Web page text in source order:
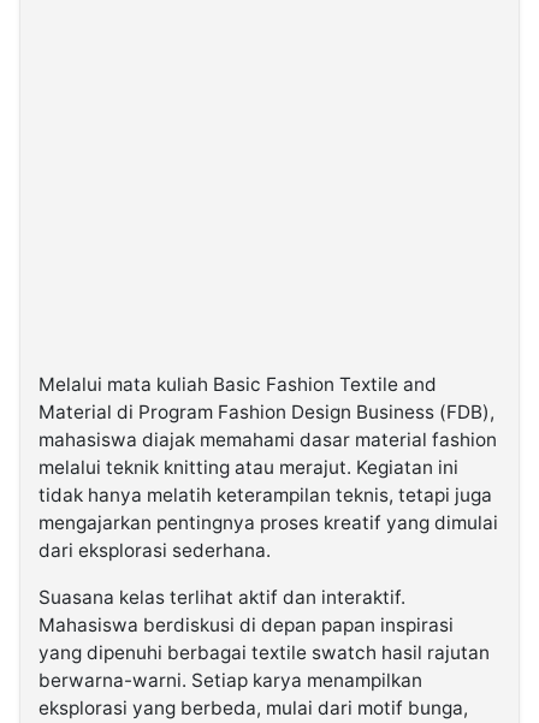
Melalui mata kuliah Basic Fashion Textile and
Material di Program Fashion Design Business (FDB),
mahasiswa diajak memahami dasar material fashion
melalui teknik knitting atau merajut. Kegiatan ini
tidak hanya melatih keterampilan teknis, tetapi juga
mengajarkan pentingnya proses kreatif yang dimulai
dari eksplorasi sederhana.
Suasana kelas terlihat aktif dan interaktif.
Mahasiswa berdiskusi di depan papan inspirasi
yang dipenuhi berbagai textile swatch hasil rajutan
berwarna-warni. Setiap karya menampilkan
eksplorasi yang berbeda, mulai dari motif bunga,